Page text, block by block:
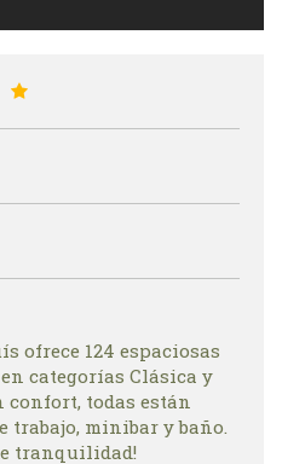
ofrece 124 espaciosas
categorías Clásica y
confort, todas están
trabajo, minibar y baño.
tranquilidad!